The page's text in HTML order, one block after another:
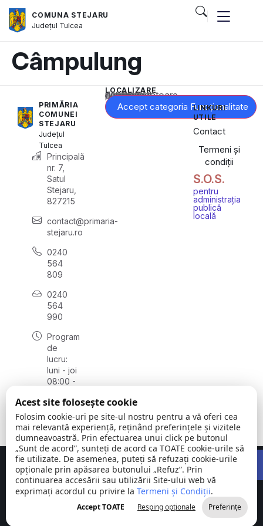
COMUNA STEJARU
Județul Tulcea
Câmpulung
PRIMĂRIA
COMUNEI
STEJARU
Județul
Tulcea
Principală
nr. 7,
Satul
Stejaru,
827215
contact@primaria-
stejaru.ro
0240
564
809
0240
564
990
Program
de
lucru:
luni - joi
08:00 -
vineri
08:00 -
14:00
LOCALIZARE
Acest conținut este blocat până când acceptați categoria corespunzătoare de cookie-uri.
Accept categoria Funcționalitate
LINKURI
UTILE
Contact
Termeni și
condiții
S.O.S.
pentru
administrația
publică
locală
Comuna
Stejaru |
județul Tulcea
©
2026
Toate
drepturile
rezervate
Concept realizat deBig Media Relații Publice SRL
Acest site folosește cookie
Folosim cookie-uri pe site-ul nostru pentru a vă oferi cea
mai relevantă experiență, reținând preferințele și vizitele
dumneavoastră. Prin efectuarea unui click pe butonul
„Sunt de acord”, sunteți de acord ca TOATE cookie-urile să
fie utilizate. De asemenea, puteți să refuzați cookie-urile
opționale prin apăsarea butonului „Refuz”. Prin
continuarea accesării sau utilizării Site-ului web vă
exprimați acordul cu privire la Termeni și Condiții.
Accept TOATE Resping opționale Preferințe